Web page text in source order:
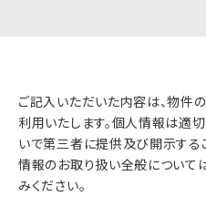
ご記入いただいた内容は、物件
利用いたします。個人情報は適
いで第三者に提供及び開示する
情報のお取り扱い全般について
みください。